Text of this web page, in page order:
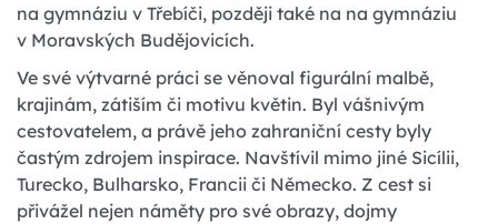
na gymnáziu v Třebíči, později také na na gymnáziu
v Moravských Budějovicích.
Ve své výtvarné práci se věnoval figurální malbě,
krajinám, zátiším či motivu květin. Byl vášnivým
cestovatelem, a právě jeho zahraniční cesty byly
častým zdrojem inspirace. Navštívil mimo jiné Sicílii,
Turecko, Bulharsko, Francii či Německo. Z cest si
přivážel nejen náměty pro své obrazy, dojmy